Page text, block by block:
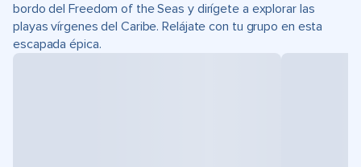
bordo del Freedom of the Seas y dirígete a explorar las
playas vírgenes del Caribe. Relájate con tu grupo en esta
escapada épica.